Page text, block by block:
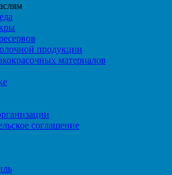
продукции
материалов
соглашение